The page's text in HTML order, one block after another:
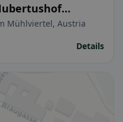
Mühlviertel, Austria
Details